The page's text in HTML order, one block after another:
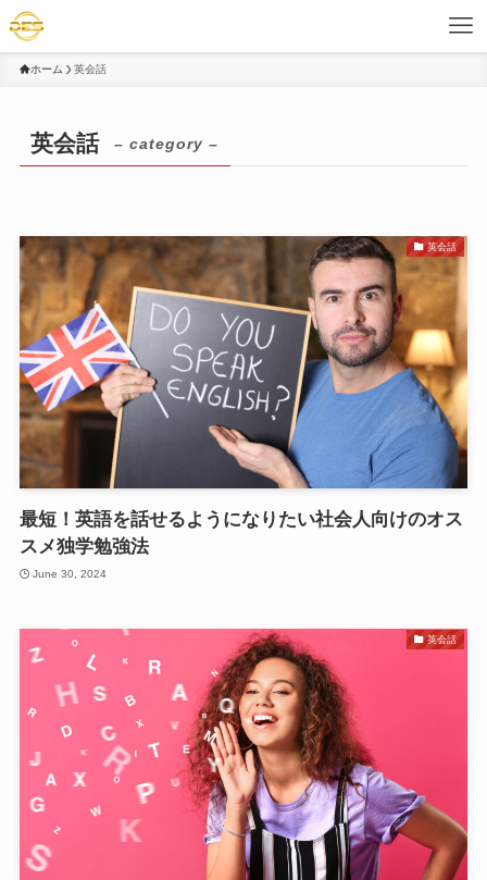
ホーム 英会話
英会話 – category –
英会話
最短！英語を話せるようになりたい社会人向けのオス
スメ独学勉強法
June 30, 2024
英会話